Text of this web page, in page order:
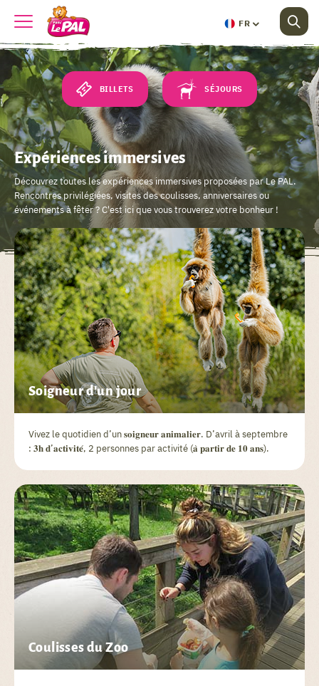
FR
BILLETS SÉJOURS
Expériences immersives
Découvrez toutes les expériences immersives proposées par Le PAL.
Rencontres privilégiées, visites des coulisses, anniversaires ou
événements à fêter ? C'est ici que vous trouverez votre bonheur !
Soigneur d'un jour
Vivez le quotidien d’un 𝐬𝐨𝐢𝐠𝐧𝐞𝐮𝐫 𝐚𝐧𝐢𝐦𝐚𝐥𝐢𝐞𝐫. D’avril à septembre
: 𝟑𝐡 𝐝’𝐚𝐜𝐭𝐢𝐯𝐢𝐭𝐞́, 2 personnes par activité (𝐚̀ 𝐩𝐚𝐫𝐭𝐢𝐫 𝐝𝐞 𝟏𝟎 𝐚𝐧𝐬).
Coulisses du Zoo